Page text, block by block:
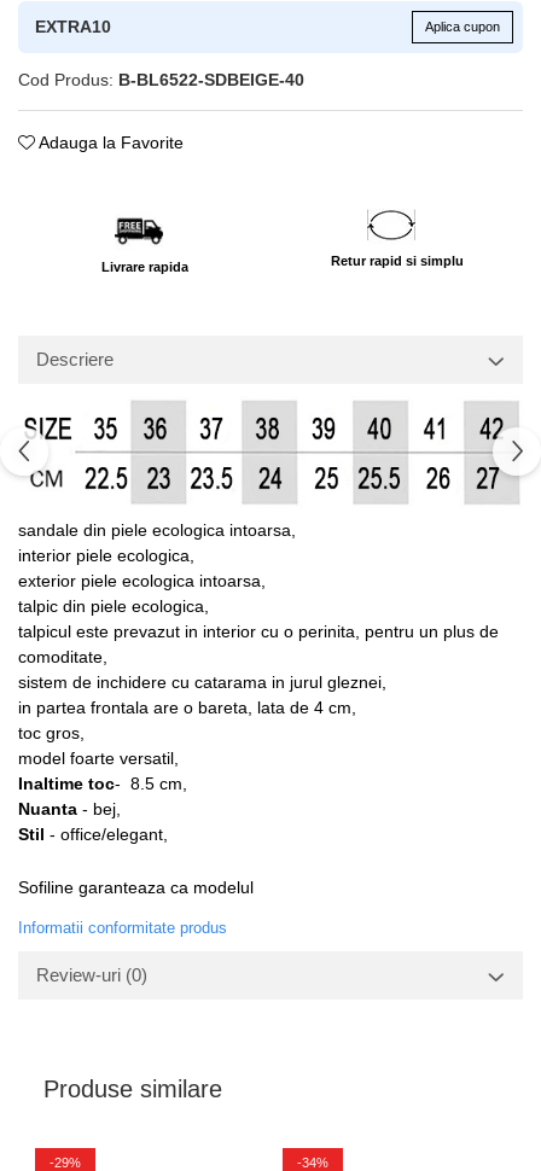
EXTRA10 Aplica cupon
Cod Produs: B-BL6522-SDBEIGE-40
Adauga la Favorite
Livrare rapida Retur rapid si simplu
Descriere
sandale din piele ecologica intoarsa,
interior piele ecologica,
exterior piele ecologica intoarsa,
talpic din piele ecologica,
talpicul este prevazut in interior cu o perinita, pentru un plus de
comoditate,
sistem de inchidere cu catarama in jurul gleznei,
in partea frontala are o bareta, lata de 4 cm,
toc gros,
model foarte versatil,
Inaltime toc- 8.5 cm,
Nuanta - bej,
Stil - office/elegant,
Sofiline garanteaza ca modelul
Informatii conformitate produs
Review-uri (0)
Produse similare
-29% -34%